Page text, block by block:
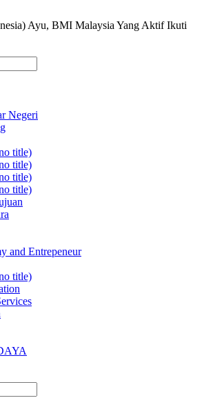
Ayu, BMI Malaysia Yang Aktif Ikuti
Negeri
title)
title)
title)
title)
and Entrepeneur
title)